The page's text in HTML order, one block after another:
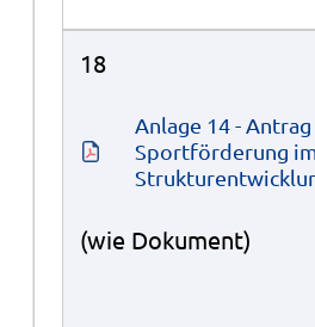
18
Anlage 14 - Antrag
Sportförderung
(wie Dokument)